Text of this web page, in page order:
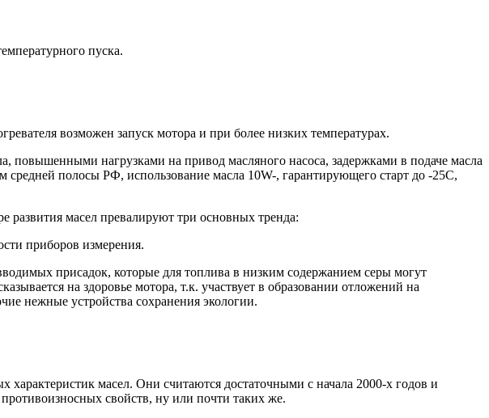
пуска.
возможен запуск мотора и при более низких температурах.
повышенными нагрузками на привод масляного насоса, задержками в подаче масла
полосы РФ, использование масла 10W-, гарантирующего старт до -25С,
развития масел превалируют три основных тренда:
приборов измерения.
присадок, которые для топлива в низким содержанием серы могут
на здоровье мотора, т.к. участвует в образовании отложений на
нежные устройства сохранения экологии.
масел. Они считаются достаточными с начала 2000-х годов и
свойств, ну или почти таких же.